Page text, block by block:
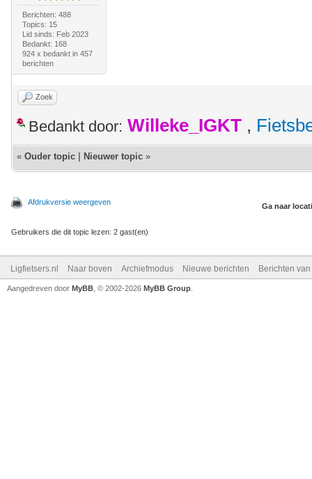
Berichten: 488
Topics: 15
Lid sinds: Feb 2023
Bedankt: 168
924 x bedankt in 457
berichten
Zoek
Bedankt door: Willeke_IGKT ,
« Ouder topic Nieuwer topic »
Afdrukversie weergeven Ga naar
Gebruikers die dit topic lezen: 2 gast(en)
Ligfietsers.nl Naar boven Archiefmodus Nieuwe berichten Berichten
Aangedreven door MyBB , © 2002-2026 MyBB Group